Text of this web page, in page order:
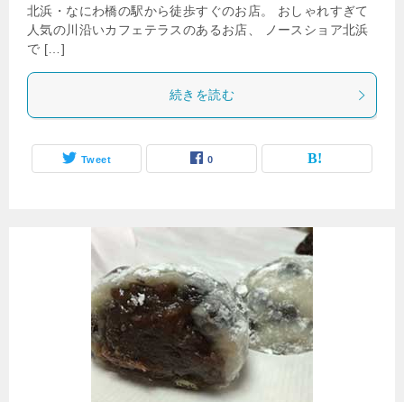
北浜・なにわ橋の駅から徒歩すぐのお店。 おしゃれすぎて
人気の川沿いカフェテラスのあるお店、 ノースショア北浜
で […]
続きを読む
Tweet 0